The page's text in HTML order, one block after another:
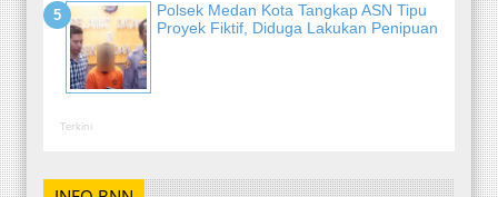
Polsek Medan Kota Tangkap ASN Tipu
Proyek Fiktif, Diduga Lakukan Penipuan
Terkini